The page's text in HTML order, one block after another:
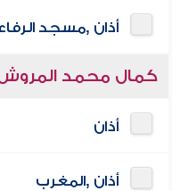
أذان ,مسجد
كمال محمد
أذان
أذان ,المغرب